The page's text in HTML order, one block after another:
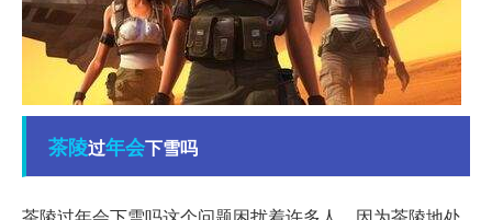
茶陵过年会下雪吗